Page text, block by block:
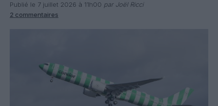
Publié le 7 juillet 2026 à 11h00 par Joël Ricci
2 commentaires